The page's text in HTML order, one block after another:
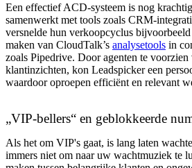
Een effectief ACD-systeem is nog
samenwerkt met tools zoals CRM-
versnelde hun verkoopcyclus
maken van CloudTalk’s analysetools in
zoals Pipedrive. Door agenten te voorzien
klantinzichten, kon Leadspicker een
waardoor oproepen efficiënt en relevant
„VIP-bellers“ en geblokkeerde
Als het om VIP's gaat, is lang laten
immers niet om naar uw wachtmuziek te